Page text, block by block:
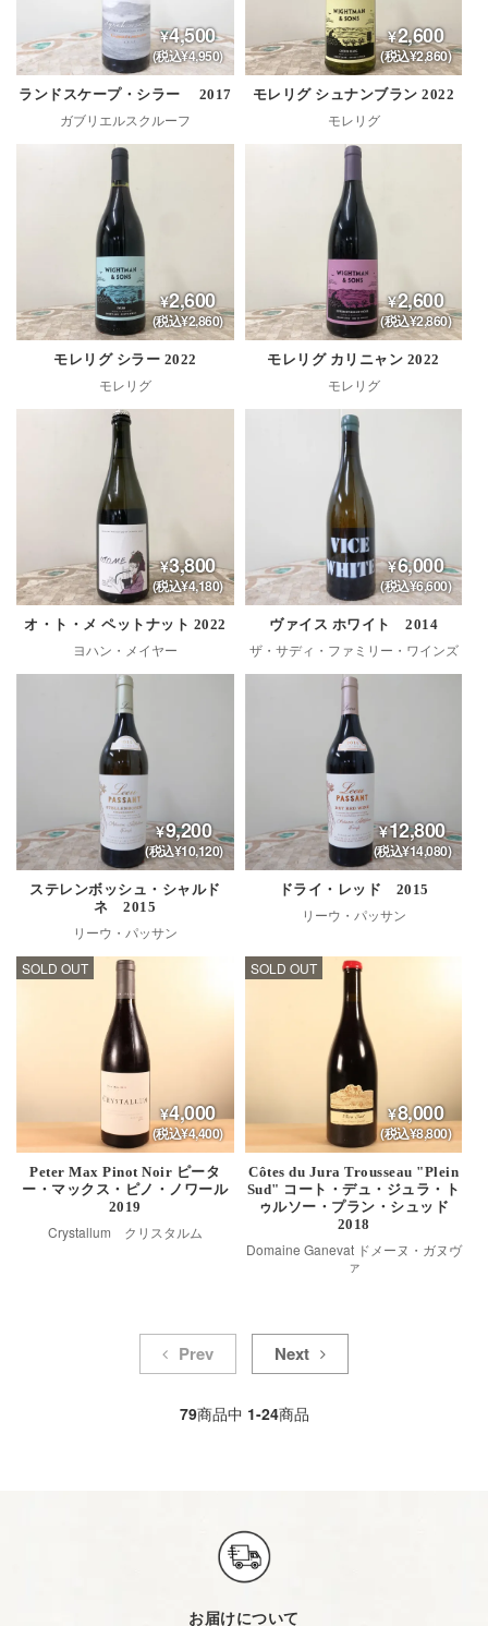
4,500
(税込¥4,950)
ランドスケープ・シラー 2017
ガブリエルスクルーフ
2,600
(税込¥2,860)
モレリグ シュナンブラン 2022
モレリグ
2,600
(税込¥2,860)
モレリグ シラー 2022
モレリグ
2,600
(税込¥2,860)
モレリグ カリニャン 2022
モレリグ
3,800
(税込¥4,180)
オ・ト・メ ペットナット 2022
ヨハン・メイヤー
6,000
(税込¥6,600)
ヴァイス ホワイト 2014
ザ・サディ・ファミリー・ワインズ
9,200
(税込¥10,120)
ステレンボッシュ・シャルド
ネ 2015
リーウ・パッサン
12,800
(税込¥14,080)
ドライ・レッド 2015
リーウ・パッサン
4,000
(税込¥4,400)
SOLD OUT
Peter Max Pinot Noir ピータ
ー・マックス・ピノ・ノワール
2019
Crystallum クリスタルム
8,000
(税込¥8,800)
SOLD OUT
Côtes du Jura Trousseau "Plein
Sud" コート・デュ・ジュラ・ト
ゥルソー・プラン・シュッド
2018
Domaine Ganevat ドメーヌ・ガヌヴ
ァ
Prev Next
79商品中 1-24商品
お届けについて